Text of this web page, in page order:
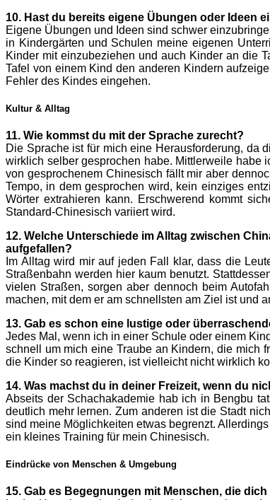
10. Hast du bereits eigene Übungen oder Ideen
Eigene Übungen und Ideen sind schwer
in Kindergärten und Schulen meine eigenen
Kinder mit einzubeziehen und auch Kinder an die
Tafel von einem Kind den anderen Kindern
Fehler des Kindes eingehen.
Kultur & Alltag
11. Wie kommst du mit der Sprache zurecht?
Die Sprache ist für mich eine Herausforderung, da
wirklich selber gesprochen habe. Mittlerweile habe
von gesprochenem Chinesisch fällt mir aber
Tempo, in dem gesprochen wird, kein einziges
Wörter extrahieren kann. Erschwerend kommt
Standard-Chinesisch variiert wird.
12. Welche Unterschiede im Alltag zwischen
aufgefallen?
Im Alltag wird mir auf jeden Fall klar, dass die
Straßenbahn werden hier kaum benutzt.
vielen Straßen, sorgen aber dennoch beim
machen, mit dem er am schnellsten am Ziel ist und
13. Gab es schon eine lustige oder
Jedes Mal, wenn ich in einer Schule oder einem
schnell um mich eine Traube an Kindern, die mich
die Kinder so reagieren, ist vielleicht nicht wirklich
14. Was machst du in deiner Freizeit, wenn du
Abseits der Schachakademie hab ich in Bengbu
deutlich mehr lernen. Zum anderen ist die Stadt
sind meine Möglichkeiten etwas begrenzt.
ein kleines Training für mein Chinesisch.
Eindrücke von Menschen & Umgebung
15. Gab es Begegnungen mit Menschen, die